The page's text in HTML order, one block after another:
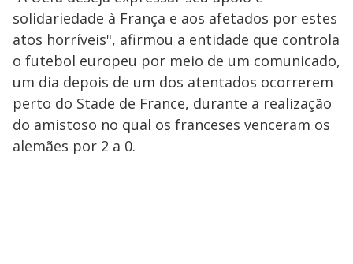
solidariedade à França e aos afetados por estes
atos horríveis", afirmou a entidade que controla
o futebol europeu por meio de um comunicado,
um dia depois de um dos atentados ocorrerem
perto do Stade de France, durante a realização
do amistoso no qual os franceses venceram os
alemães por 2 a 0.